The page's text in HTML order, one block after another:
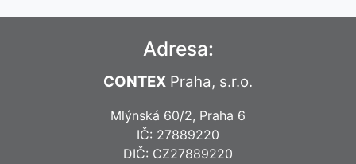
Adresa:
CONTEX Praha, s.r.o.
Mlýnská 60/2, Praha 6
IČ: 27889220
DIČ: CZ27889220